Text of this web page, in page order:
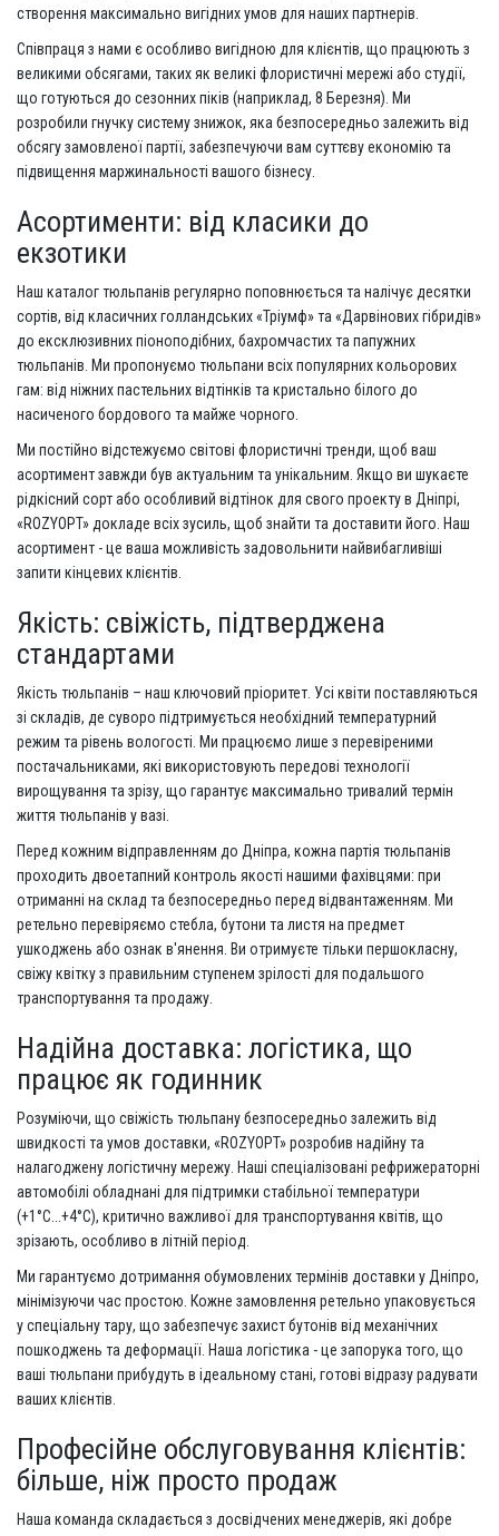
створення максимально вигідних умов для наших партнерів.
Співпраця з нами є особливо вигідною для клієнтів, що працюють з
великими обсягами, таких як великі флористичні мережі або студії,
що готуються до сезонних піків (наприклад, 8 Березня). Ми
розробили гнучку систему знижок, яка безпосередньо залежить від
обсягу замовленої партії, забезпечуючи вам суттєву економію та
підвищення маржинальності вашого бізнесу.
Асортименти: від класики до
екзотики
Наш каталог тюльпанів регулярно поповнюється та налічує десятки
сортів, від класичних голландських «Тріумф» та «Дарвінових гібридів»
до ексклюзивних піоноподібних, бахромчастих та папужних
тюльпанів. Ми пропонуємо тюльпани всіх популярних кольорових
гам: від ніжних пастельних відтінків та кристально білого до
насиченого бордового та майже чорного.
Ми постійно відстежуємо світові флористичні тренди, щоб ваш
асортимент завжди був актуальним та унікальним. Якщо ви шукаєте
рідкісний сорт або особливий відтінок для свого проекту в Дніпрі,
«ROZYOPT» докладе всіх зусиль, щоб знайти та доставити його. Наш
асортимент - це ваша можливість задовольнити найвибагливіші
запити кінцевих клієнтів.
Якість: свіжість, підтверджена
стандартами
Якість тюльпанів – наш ключовий пріоритет. Усі квіти поставляються
зі складів, де суворо підтримується необхідний температурний
режим та рівень вологості. Ми працюємо лише з перевіреними
постачальниками, які використовують передові технології
вирощування та зрізу, що гарантує максимально тривалий термін
життя тюльпанів у вазі.
Перед кожним відправленням до Дніпра, кожна партія тюльпанів
проходить двоетапний контроль якості нашими фахівцями: при
отриманні на склад та безпосередньо перед відвантаженням. Ми
ретельно перевіряємо стебла, бутони та листя на предмет
ушкоджень або ознак в'янення. Ви отримуєте тільки першокласну,
свіжу квітку з правильним ступенем зрілості для подальшого
транспортування та продажу.
Надійна доставка: логістика, що
працює як годинник
Розуміючи, що свіжість тюльпану безпосередньо залежить від
швидкості та умов доставки, «ROZYOPT» розробив надійну та
налагоджену логістичну мережу. Наші спеціалізовані рефрижераторні
автомобілі обладнані для підтримки стабільної температури
(+1°C...+4°C), критично важливої ​​для транспортування квітів, що
зрізають, особливо в літній період.
Ми гарантуємо дотримання обумовлених термінів доставки у Дніпро,
мінімізуючи час простою. Кожне замовлення ретельно упаковується
у спеціальну тару, що забезпечує захист бутонів від механічних
пошкоджень та деформації. Наша логістика - це запорука того, що
ваші тюльпани прибудуть в ідеальному стані, готові відразу радувати
ваших клієнтів.
Професійне обслуговування клієнтів:
більше, ніж просто продаж
Наша команда складається з досвідчених менеджерів, які добре